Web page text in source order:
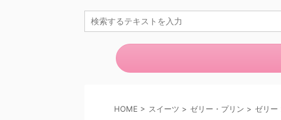
HOME > スイーツ > ゼリー・プリン > ゼリー